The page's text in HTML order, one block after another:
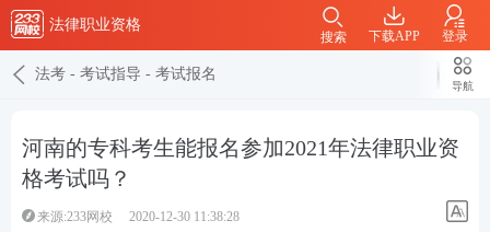
法律职业资格
下载APP 登录
搜索
法考 - 考试指导 - 考试报名
导航
河南的专科考生能报名参加2021年法律职业资
格考试吗？
来源:233网校 2020-12-30 11:38:28